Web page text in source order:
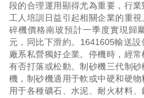
段的合理運用顯得尤為重要，行
工人培訓日益引起相關企業的重
碎機價格南玻預計一季度實現歸
元，同比下滑約。1641605輸送
廠系私營獨好企業。停機時，經
有否打落或松動。制砂機三代制
機，制砂機適用于軟或中硬和硬
用于各種礦石、水泥、耐火材料